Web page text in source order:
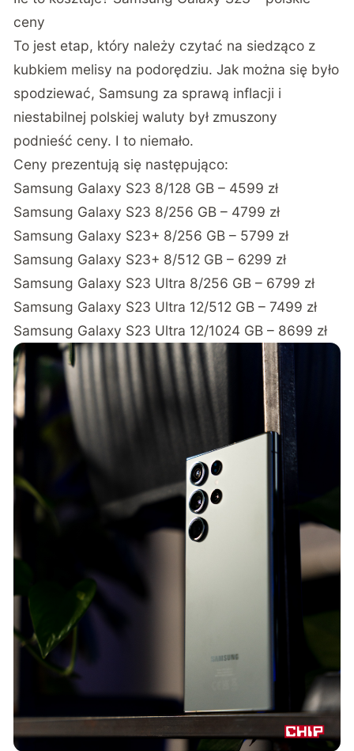
ceny
To jest etap, który należy czytać na siedząco z
kubkiem melisy na podorędziu. Jak można się było
spodziewać, Samsung za sprawą inflacji i
niestabilnej polskiej waluty był zmuszony
podnieść ceny. I to niemało.
Ceny prezentują się następująco:
Samsung Galaxy S23 8/128 GB – 4599 zł
Samsung Galaxy S23 8/256 GB – 4799 zł
Samsung Galaxy S23+ 8/256 GB – 5799 zł
Samsung Galaxy S23+ 8/512 GB – 6299 zł
Samsung Galaxy S23 Ultra 8/256 GB – 6799 zł
Samsung Galaxy S23 Ultra 12/512 GB – 7499 zł
Samsung Galaxy S23 Ultra 12/1024 GB – 8699 zł